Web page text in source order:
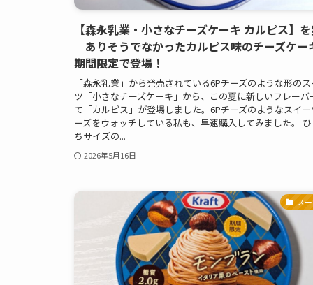
【森永乳業・小さなチーズケーキ カルピス】
｜ありそうでなかったカルピス味のチーズケー
期間限定で登場！
「森永乳業」から発売されている6Pチーズのような形の
ツ「小さなチーズケーキ」から、この夏に新しいフレーバ
て「カルピス」が登場しました。6Pチーズのようなスイ
ーズをウォッチしている私も、早速購入してみました。
ちサイズの...
2026年5月16日
ス